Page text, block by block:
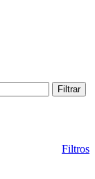
Filtrar
Filtros